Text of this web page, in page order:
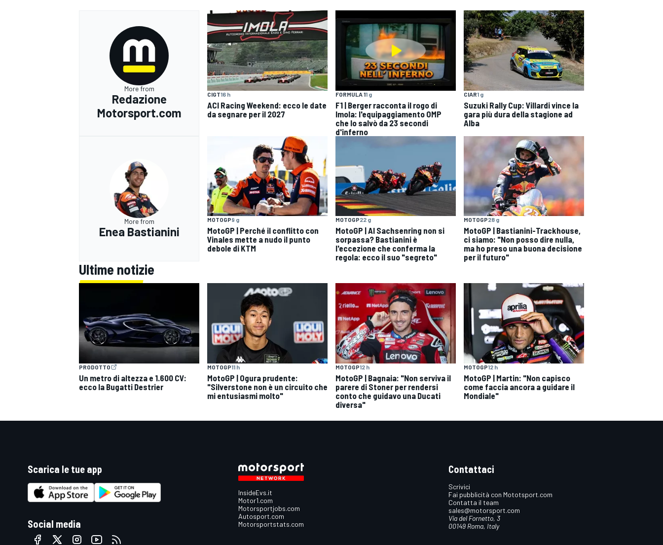
MONOMARCA
More from
Redazione
Motorsport.com
CIGT16 h
ACI Racing Weekend: ecco le date
da segnare per il 2027
FORMULA 11 g
F1 | Berger racconta il rogo di
Imola: l'equipaggiamento OMP
che lo salvò da 23 secondi
d'inferno
CIAR1 g
Suzuki Rally Cup: Villardi vince la
gara più dura della stagione ad
Alba
More from
Enea Bastianini
MOTOGP9 g
MotoGP | Perché il conflitto con
Vinales mette a nudo il punto
debole di KTM
MOTOGP22 g
MotoGP | Al Sachsenring non si
sorpassa? Bastianini è
l'eccezione che conferma la
regola: ecco il suo "segreto"
MOTOGP28 g
MotoGP | Bastianini-Trackhouse,
ci siamo: "Non posso dire nulla,
ma ho preso una buona decisione
per il futuro"
Ultime notizie
PRODOTTO
Un metro di altezza e 1.600 CV:
ecco la Bugatti Destrier
MOTOGP11 h
MotoGP | Ogura prudente:
"Silverstone non è un circuito che
mi entusiasmi molto"
MOTOGP12 h
MotoGP | Bagnaia: "Non serviva il
parere di Stoner per rendersi
conto che guidavo una Ducati
diversa"
MOTOGP12 h
MotoGP | Martin: "Non capisco
come faccia ancora a guidare il
Mondiale"
Scarica le tue app
Social media
InsideEvs.it
Motor1.com
Motorsportjobs.com
Autosport.com
Motorsportstats.com
Contattaci
Scrivici
Fai pubblicità con Mototsport.com
Contatta il team
sales@motorsport.com
Via del Fornetto, 3
00149 Roma, Italy